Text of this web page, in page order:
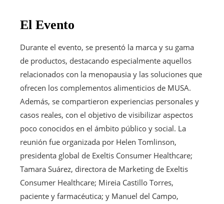
El Evento
Durante el evento, se presentó la marca y su gama
de productos, destacando especialmente aquellos
relacionados con la menopausia y las soluciones que
ofrecen los complementos alimenticios de MUSA.
Además, se compartieron experiencias personales y
casos reales, con el objetivo de visibilizar aspectos
poco conocidos en el ámbito público y social. La
reunión fue organizada por Helen Tomlinson,
presidenta global de Exeltis Consumer Healthcare;
Tamara Suárez, directora de Marketing de Exeltis
Consumer Healthcare; Mireia Castillo Torres,
paciente y farmacéutica; y Manuel del Campo,